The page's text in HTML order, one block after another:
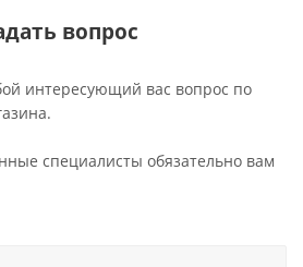
вопрос
интересующий вас вопрос по
специалисты обязательно вам